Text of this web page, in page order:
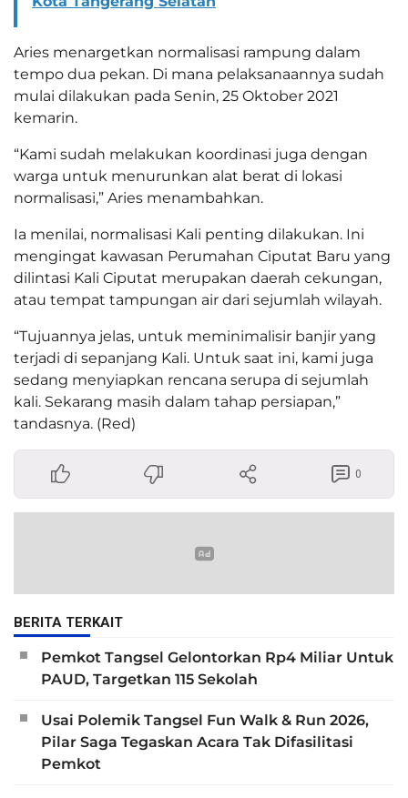
Aries menargetkan normalisasi rampung dalam
tempo dua pekan. Di mana pelaksanaannya sudah
mulai dilakukan pada Senin, 25 Oktober 2021
kemarin.
“Kami sudah melakukan koordinasi juga dengan
warga untuk menurunkan alat berat di lokasi
normalisasi,” Aries menambahkan.
Ia menilai, normalisasi Kali penting dilakukan. Ini
mengingat kawasan Perumahan Ciputat Baru yang
dilintasi Kali Ciputat merupakan daerah cekungan,
atau tempat tampungan air dari sejumlah wilayah.
“Tujuannya jelas, untuk meminimalisir banjir yang
terjadi di sepanjang Kali. Untuk saat ini, kami juga
sedang menyiapkan rencana serupa di sejumlah
kali. Sekarang masih dalam tahap persiapan,”
tandasnya. (Red)
0
BERITA TERKAIT
Pemkot Tangsel Gelontorkan Rp4 Miliar Untuk
PAUD, Targetkan 115 Sekolah
Usai Polemik Tangsel Fun Walk & Run 2026,
Pilar Saga Tegaskan Acara Tak Difasilitasi
Pemkot